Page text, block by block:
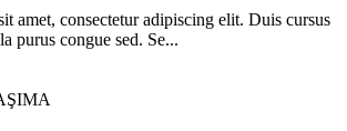
amet, consectetur adipiscing elit. Duis cursus
purus congue sed. Se...